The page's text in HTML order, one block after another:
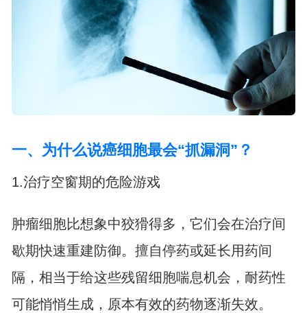
一、为什么说癌细胞最会“抓漏洞”？
1.治疗空窗期的危险游戏
肿瘤细胞比想象中狡猾得多，它们会在治疗间
歇期快速重建防御。擅自停药或延长用药间
隔，相当于给这些残留细胞喘息机会，耐药性
可能悄悄生成，原本有效的药物逐渐失效。